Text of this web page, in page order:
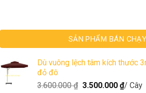
SẢN PHẨM BÁN CHẠY
Dù vuông lệch tâm kích thước
đỏ đô
3.600.000₫ 3.500.000 ₫/ Cây